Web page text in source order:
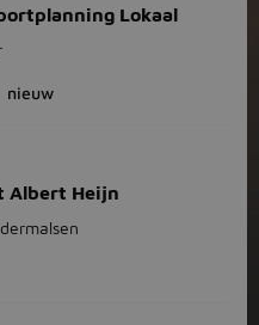
Lokaal
nieuw
Albert Heijn